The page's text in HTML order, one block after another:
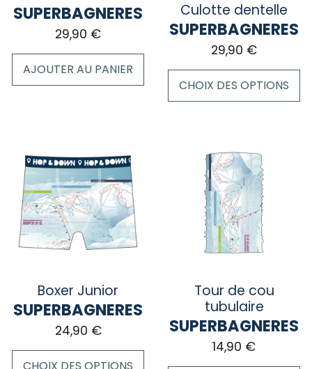
SUPERBAGNERES
29,90 €
AJOUTER AU PANIER
Culotte dentelle
SUPERBAGNERES
29,90 €
CHOIX DES OPTIONS
plusieurs
variations.
options
peuvent
page
Boxer Junior
SUPERBAGNERES
24,90 €
Tour de cou
tubulaire
SUPERBAGNERES
14,90 €